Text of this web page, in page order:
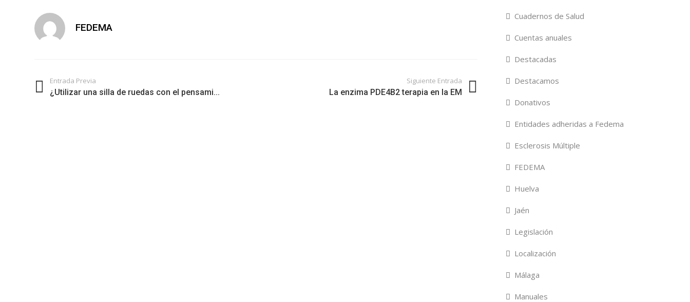
FEDEMA
Entrada Previa
¿Utilizar una silla de ruedas con el pensami...
Siguiente Entrada
La enzima PDE4B2 terapia en la EM
Cuadernos de Salud
Cuentas anuales
Destacadas
Destacamos
Donativos
Entidades adheridas a Fedema
Esclerosis Múltiple
FEDEMA
Huelva
Jaén
Legislación
Localización
Málaga
Manuales